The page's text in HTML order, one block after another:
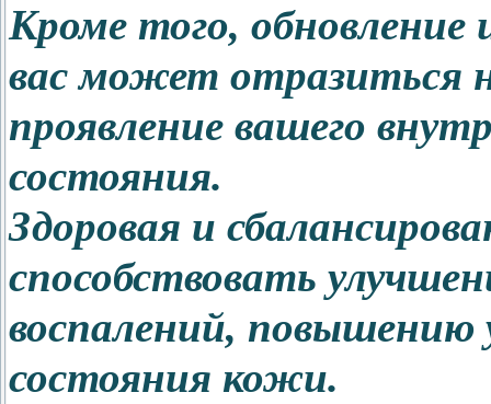
Кроме того, обновление
вас может отразиться
проявление вашего
состояния.
Здоровая и
способствовать
воспалений, повышению
состояния кожи.